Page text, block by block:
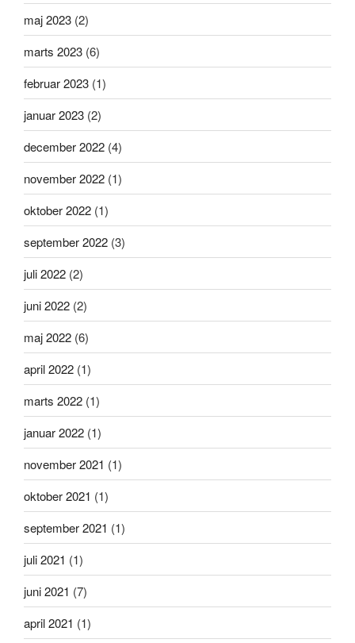
maj 2023 (2)
marts 2023 (6)
februar 2023 (1)
januar 2023 (2)
december 2022 (4)
november 2022 (1)
oktober 2022 (1)
september 2022 (3)
juli 2022 (2)
juni 2022 (2)
maj 2022 (6)
april 2022 (1)
marts 2022 (1)
januar 2022 (1)
november 2021 (1)
oktober 2021 (1)
september 2021 (1)
juli 2021 (1)
juni 2021 (7)
april 2021 (1)